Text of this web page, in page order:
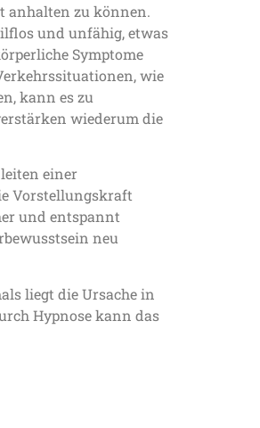
anhalten zu können.
und unfähig, etwas
Symptome
wie
kann es zu
wiederum die
einer
Vorstellungskraft
und entspannt
neu
liegt die Ursache in
Hypnose kann das